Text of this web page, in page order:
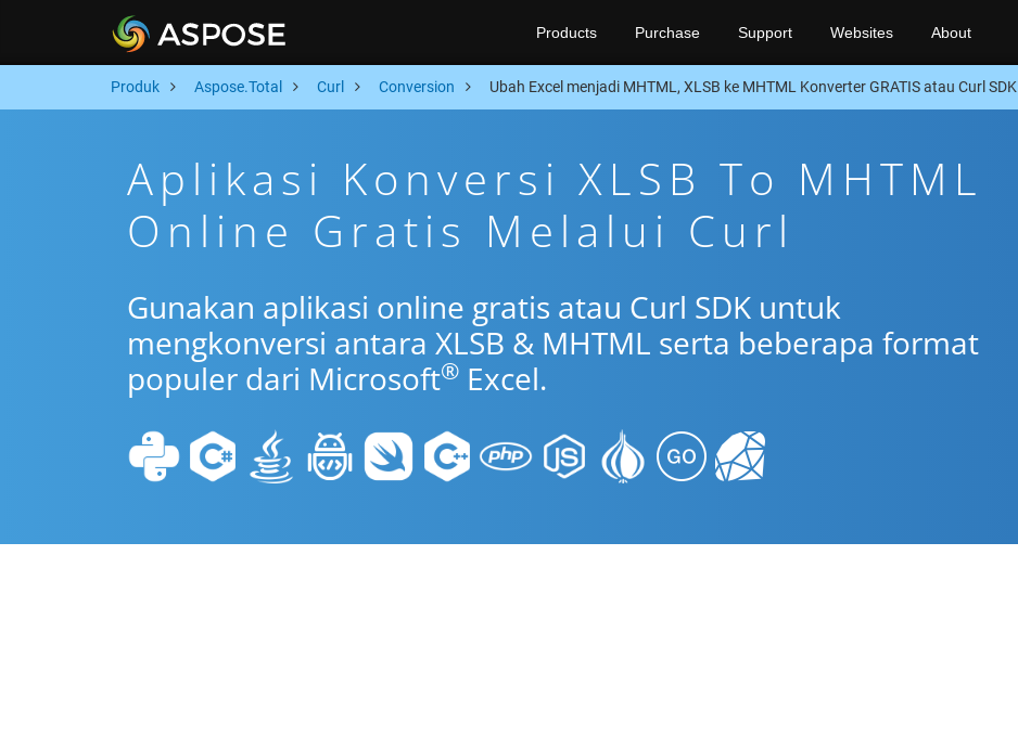
Products Purchase Support Websites About
Produk Aspose.Total Curl Conversion Ubah Excel menjadi MHTML, XLSB ke MHTML Konverter GRATIS atau Curl SDK
Aplikasi Konversi XLSB To MHTML
Online Gratis Melalui Curl
Gunakan aplikasi online gratis atau Curl SDK untuk
mengkonversi antara XLSB & MHTML serta beberapa format
populer dari Microsoft® Excel.